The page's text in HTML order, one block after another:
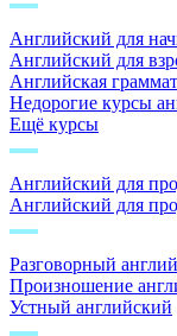
Английский для
Английский для
Английская
Недорогие курсы
Ещё курсы
Английский для
Английский для
Разговорный
Произношение
Устный английский